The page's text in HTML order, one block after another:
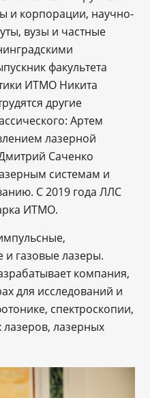
и корпорации, научно-
вузы и частные
факультета
ИТМО Никита
другие
Артем
лазерной
Саченко
системам и
С 2019 года ЛЛС
ИТМО.
газовые лазеры.
компания,
для исследований и
спектроскопии,
лазерных